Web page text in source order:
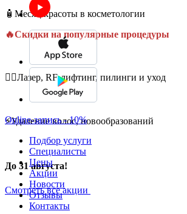
🧴Месяц красоты в косметологии
🔥Скидки на популярные процедуры
💆‍♀️Лазер, RF-лифтинг, пилинги и уход
⚡Удаление волос, новообразований
До 31 августа!
Смотреть все акции
Online-запись - 10%
Подбор услуги
Специалисты
Цены
Акции
Новости
Отзывы
Контакты